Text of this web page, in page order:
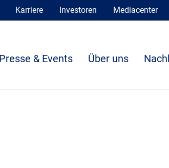
Karriere Investoren Mediacenter
Presse & Events Über uns